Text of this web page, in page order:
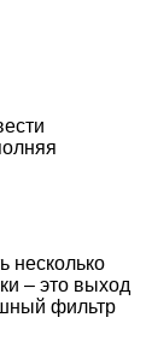
несколько
– это выход
фильтр